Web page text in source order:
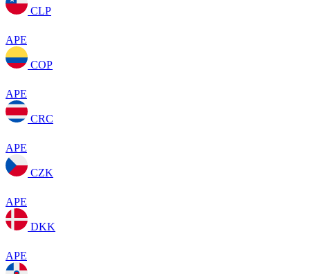
CLP
APE
COP
APE
CRC
APE
CZK
APE
DKK
APE